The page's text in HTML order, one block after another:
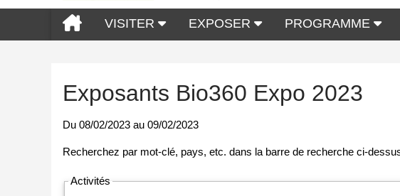
VISITER EXPOSER PROGRAMME
Exposants Bio360 Expo 2023
Du 08/02/2023 au 09/02/2023
Activités